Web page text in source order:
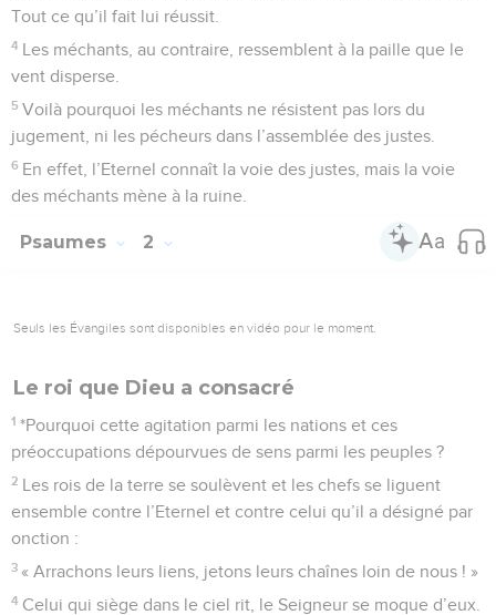
Tout ce qu’il fait lui réussit.
4 Les méchants, au contraire, ressemblent à la paille que le
vent disperse.
5 Voilà pourquoi les méchants ne résistent pas lors du
jugement, ni les pécheurs dans l’assemblée des justes.
6 En effet, l’Eternel connaît la voie des justes, mais la voie
des méchants mène à la ruine.
Psaumes 2
Seuls les Évangiles sont disponibles en vidéo pour le moment.
Le roi que Dieu a consacré
1 *Pourquoi cette agitation parmi les nations et ces
préoccupations dépourvues de sens parmi les peuples ?
2 Les rois de la terre se soulèvent et les chefs se liguent
ensemble contre l’Eternel et contre celui qu’il a désigné par
onction :
3 « Arrachons leurs liens, jetons leurs chaînes loin de nous ! »
4 Celui qui siège dans le ciel rit, le Seigneur se moque d’eux.